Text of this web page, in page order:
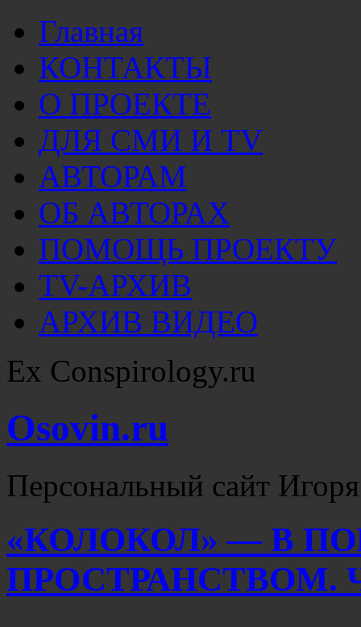
Главная
КОНТАКТЫ
О ПРОЕКТЕ
ДЛЯ СМИ И TV
АВТОРАМ
ОБ АВТОРАХ
ПОМОЩЬ ПРОЕКТУ
TV-АРХИВ
АРХИВ ВИДЕО
Ex Conspirology.ru
Osovin.ru
Персональный сайт
«КОЛОКОЛ» — В
ПРОСТРАНСТВОМ.